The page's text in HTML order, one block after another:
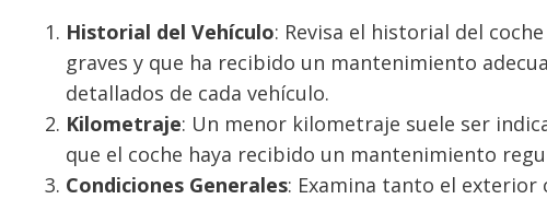
Historial del Vehículo: Revisa el historial del
graves y que ha recibido un mantenimiento
detallados de cada vehículo.
Kilometraje: Un menor kilometraje suele ser
que el coche haya recibido un mantenimiento
Condiciones Generales: Examina tanto el